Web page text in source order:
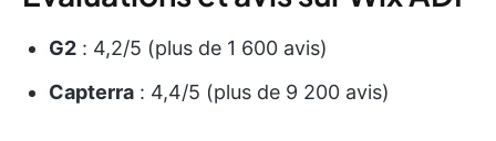
G2 : 4,2/5 (plus de 1 600 avis)
Capterra : 4,4/5 (plus de 9 200 avis)